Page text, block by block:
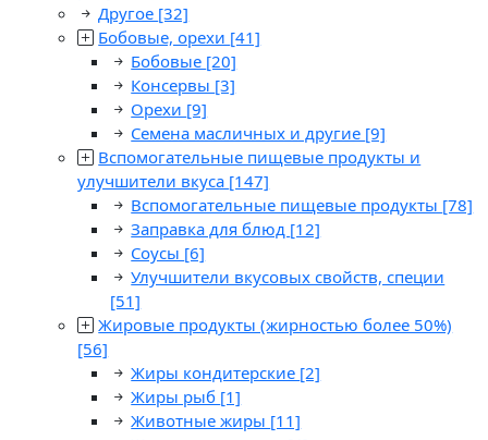
Другое [32]
Бобовые, орехи [41]
Бобовые [20]
Консервы [3]
Орехи [9]
Семена масличных и другие [9]
Вспомогательные пищевые продукты и
улучшители вкуса [147]
Вспомогательные пищевые продукты [78]
Заправка для блюд [12]
Соусы [6]
Улучшители вкусовых свойств, специи
[51]
Жировые продукты (жирностью более 50%)
[56]
Жиры кондитерские [2]
Жиры рыб [1]
Животные жиры [11]